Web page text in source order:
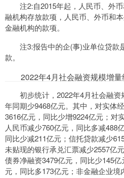
注2:自2015年起，人民币、外
融机构存放款项，人民币、外币和
金融机构的款项。
注3:报告中的企(事)业单位贷款
款。
2022年4月社会融资规模增量
初步统计，2022年4月社会融
年同期少9468亿元。其中，对实体
3616亿元，同比少增9224亿元；对
人民币减少760亿元，同比多减488
同比少减211亿元；信托贷款减少
未贴现的银行承兑汇票减少2557亿
债券净融资3479亿元，同比少145
元，同比多173亿元；非金融企业